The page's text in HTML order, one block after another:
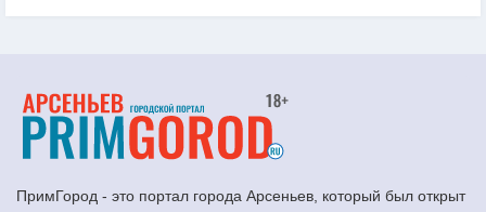
ПримГород - это портал города Арсеньев, который был открыт